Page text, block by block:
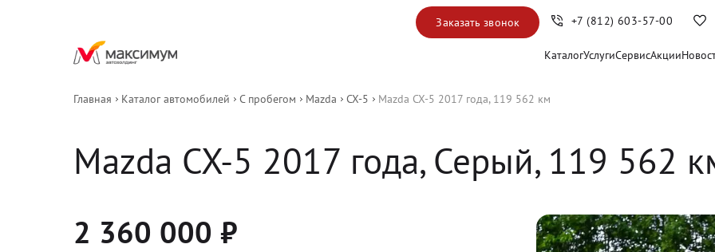
КаталогУслугиСервисАкции
Заказать звонок +7 (812) 603-57-00
Главная Каталог автомобилей С пробегом Mazda CX-5 Mazda CX-5 2017 года, 119 562 км
Mazda CX-5 2017 года, Серый, 119 562
2 360 000 ₽